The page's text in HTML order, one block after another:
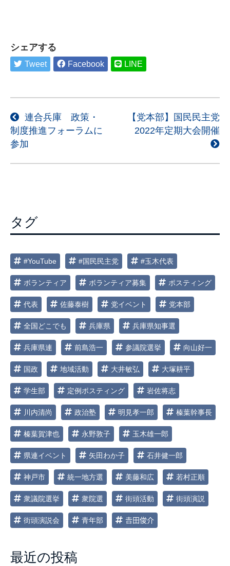
シェアする
Tweet Facebook LINE
投
稿
ナ
ビ
シ
ョ
連合兵庫 政策・
制度推進フォーラムに
参加
【党本部】国民民主党
2022年定期大会開催
タグ
#YouTube #国民民主党 #玉木代表
ボランティア ボランティア募集 ポスティング
代表 佐藤泰樹 党イベント 党本部
全国どこでも 兵庫県 兵庫県知事選
兵庫県連 前島浩一 参議院選挙 向山好一
国政 地域活動 大井敏弘 大塚耕平
学生部 定例ポスティング 岩佐将志
川内清尚 政治塾 明見孝一郎 榛葉幹事長
榛葉賀津也 永野敦子 玉木雄一郎
県連イベント 矢田わか子 石井健一郎
神戸市 統一地方選 美藤和広 若村正順
衆議院選挙 衆院選 街頭活動 街頭演説
街頭演説会 青年部 𠮷田俊介
最近の投稿